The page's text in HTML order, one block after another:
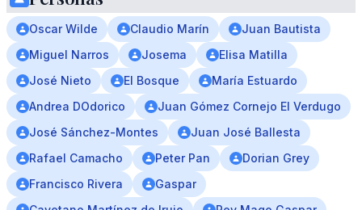
Oscar Wilde Claudio Marín
Juan Bautista
Miguel Narros
Josema
Elisa Matilla
José Nieto
El Bosque
María Estuardo
Andrea DOdorico
Juan Gómez Cornejo El Verdugo
José Sánchez-Montes
Juan José Ballesta
Rafael Camacho
Peter Pan
Dorian Grey
Francisco Rivera
Gaspar